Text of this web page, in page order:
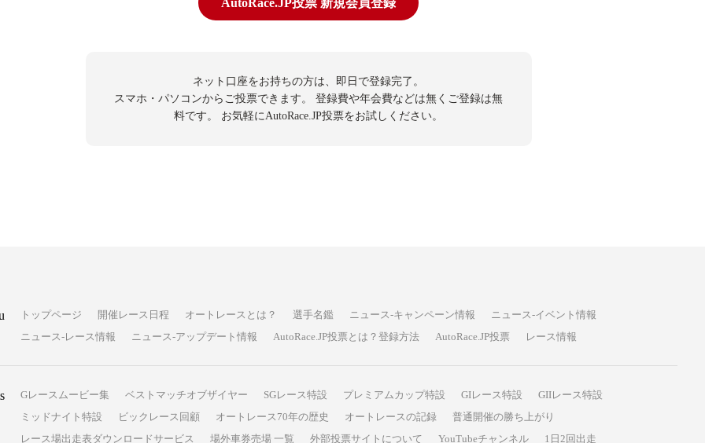
ネット口座をお持ちの方は、即日で登録完了。
スマホ・パソコンからご投票できます。
登録費や年会費などは無くご登録は無
料です。
お気軽にAutoRace.JP投票をお試しください。
トップページ 開催レース日程 オートレースとは？ 選手名鑑 ニュース-キャンペーン情報
ニュース-イベント情報
ニュース-レース情報
ニュース-アップデート情報 AutoRace.JP投票とは？登録方法 AutoRace.JP投票 レース情報
Gレースムービー集 ベストマッチオブザイヤー SGレース特設 プレミアムカップ特設 GIレース特設
GIIレース特設
ミッドナイト特設
ビックレース回顧 オートレース70年の歴史 オートレースの記録
普通開催の勝ち上がり
レース場出走表ダウンロードサービス
場外車券売場 一覧 外部投票サイトについて YouTubeチャンネル 1日2回出走